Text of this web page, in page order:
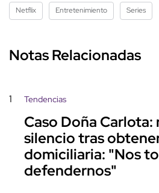
Netflix Entretenimiento Series
Notas Relacionadas
1 Tendencias
Caso Doña Carlota:
silencio tras
domiciliaria: "Nos
defendernos"